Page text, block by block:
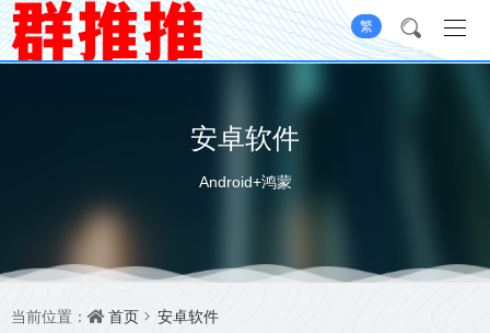
繁
安卓软件
Android+鸿蒙
当前位置： 首页 安卓软件